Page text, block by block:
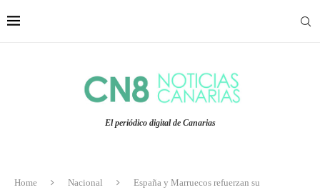
El periódico digital de Canarias
Home Nacional
España y Marruecos refuerzan su